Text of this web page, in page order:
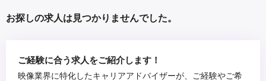
お探しの求人は見つかりませんでした。
ご経験に合う求人をご紹介します！
映像業界に特化したキャリアアドバイザーが、ご経験やご希